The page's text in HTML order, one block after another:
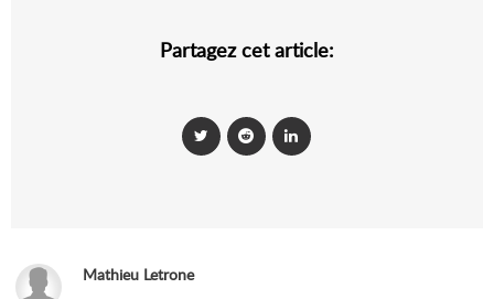
Partagez cet article:
Mathieu Letrone